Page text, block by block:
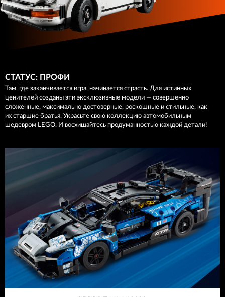
СТАТУС: ПРОФИ
Там, где заканчивается игра, начинается страсть. Для истинных
ценителей созданы эти эксклюзивные модели — совершенно
сложенные, максимально достоверные, роскошные и стильные, как
их старшие братья. Украсьте свою коллекцию автомобильным
шедевром LEGO. И восхищайтесь продуманностью каждой детали!